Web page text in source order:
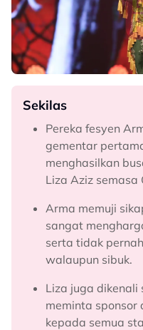
Sekilas
Pereka fesyen
gementar
menghasilkan
Liza Aziz semasa
Arma memuji
sangat
serta tidak
walaupun sibuk.
Liza juga
meminta sponsor
kepada semua